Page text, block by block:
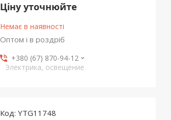
Ціну уточнюйте
Немає в наявності
Оптом і в роздріб
+380 (67) 870-94-12
Электрика, освещение
YTG11748